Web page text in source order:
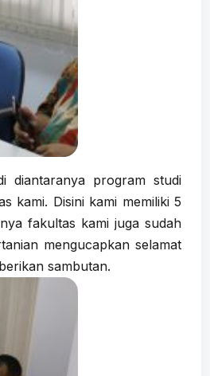
diantaranya program studi
kami. Disini kami memiliki 5
fakultas kami juga sudah
mengucapkan selamat
sambutan.